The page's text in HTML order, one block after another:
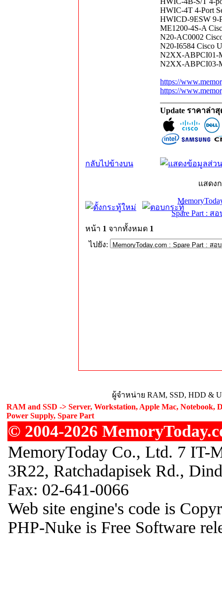
HWIC-4T 4-Port
HWICD-9ESW 9-
ME1200-4S-A
N20-AC0002
N20-I6584 Cisco
N2XX-ABPCI01-
N2XX-ABPCI03-
https://
https://
Update ราคาล่า
กลับไปข้างบน
แสดง
Spare Part : ส
หน้า 1 จากทั้งหมด 1
ไปยัง:
ผู้จำหน่าย RAM, SSD, HDD &
RAM and SSD -> Server, Workstation, Apple Mac, Notebook,
Power Supply, Spare Part
© 2004-2026
MemoryToday Co., Ltd. 7 IT-
3R22, Ratchadapisek Rd.,
Fax: 02-641-0066
Web site engine's code is
PHP-Nuke is Free Software